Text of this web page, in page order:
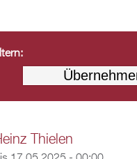
Thielen